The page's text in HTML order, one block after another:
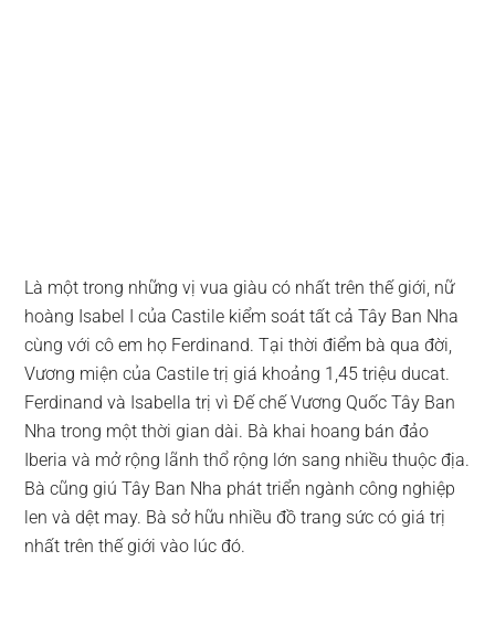
Là một trong những vị vua giàu có nhất trên thế giới, nữ
hoàng Isabel I của Castile kiểm soát tất cả Tây Ban Nha
cùng với cô em họ Ferdinand. Tại thời điểm bà qua đời,
Vương miện của Castile trị giá khoảng 1,45 triệu ducat.
Ferdinand và Isabella trị vì Đế chế Vương Quốc Tây Ban
Nha trong một thời gian dài. Bà khai hoang bán đảo
Iberia và mở rộng lãnh thổ rộng lớn sang nhiều thuộc địa.
Bà cũng giú Tây Ban Nha phát triển ngành công nghiệp
len và dệt may. Bà sở hữu nhiều đồ trang sức có giá trị
nhất trên thế giới vào lúc đó.